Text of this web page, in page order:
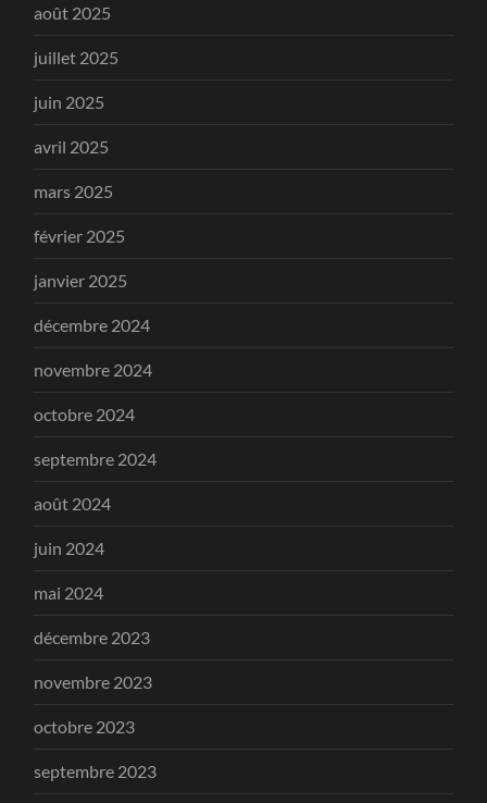
août 2025
juillet 2025
juin 2025
avril 2025
mars 2025
février 2025
janvier 2025
décembre 2024
novembre 2024
octobre 2024
septembre 2024
août 2024
juin 2024
mai 2024
décembre 2023
novembre 2023
octobre 2023
septembre 2023